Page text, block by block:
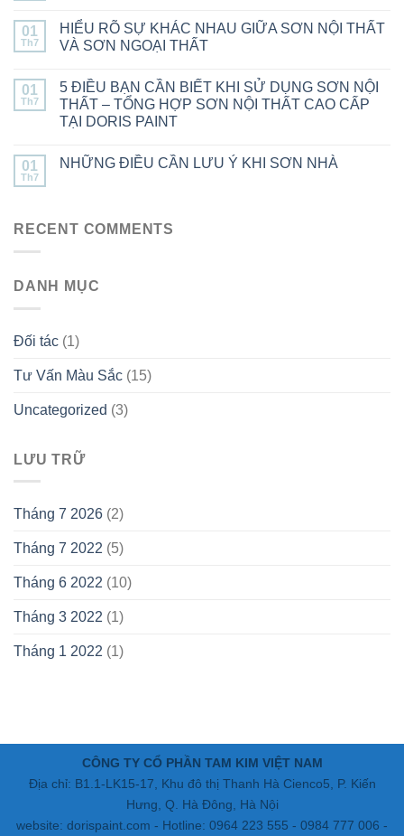
01
Th7
HIỂU RÕ SỰ KHÁC NHAU GIỮA SƠN NỘI THẤT
VÀ SƠN NGOẠI THẤT
01
Th7
5 ĐIỀU BẠN CẦN BIẾT KHI SỬ DỤNG SƠN NỘI
THẤT – TỔNG HỢP SƠN NỘI THẤT CAO CẤP
TẠI DORIS PAINT
01
Th7
NHỮNG ĐIỀU CẦN LƯU Ý KHI SƠN NHÀ
RECENT COMMENTS
DANH MỤC
Đối tác (1)
Tư Vấn Màu Sắc (15)
Uncategorized (3)
LƯU TRỮ
Tháng 7 2026 (2)
Tháng 7 2022 (5)
Tháng 6 2022 (10)
Tháng 3 2022 (1)
Tháng 1 2022 (1)
CÔNG TY CỔ PHẦN TAM KIM VIỆT NAM
Địa chỉ: B1.1-LK15-17, Khu đô thị Thanh Hà Cienco5, P. Kiến
Hưng, Q. Hà Đông, Hà Nội
website: dorispaint.com - Hotline: 0964 223 555 - 0984 777 006 -